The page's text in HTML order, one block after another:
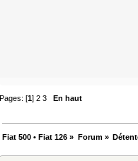
Pages: [1]2 3 En haut
Fiat 500 • Fiat 126 » Forum»